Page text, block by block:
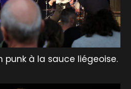
punk à la sauce liégeoise.